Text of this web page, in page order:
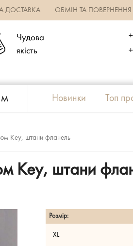
ДОСТАВКА ОБМІН ТА ПОВЕРНЕННЯ
Чудова
якість
Новинки Топ
Key, штани фланель
Key, штани
Розмір:
XL